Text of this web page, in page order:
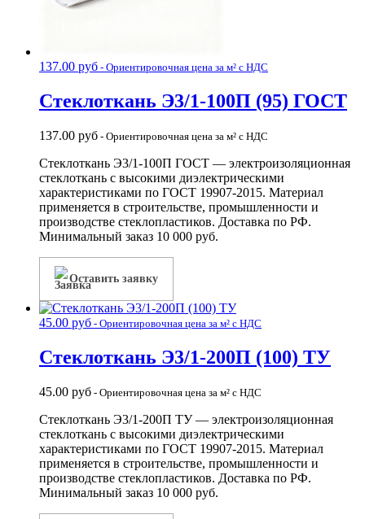
137.00 руб - Ориентировочная цена за м² с НДС
Стеклоткань Э3/1-100П (95) ГОСТ
137.00 руб - Ориентировочная цена за м² с НДС
Стеклоткань Э3/1-100П ГОСТ — электроизоляционная
стеклоткань с высокими диэлектрическими
характеристиками по ГОСТ 19907-2015. Материал
применяется в строительстве, промышленности и
производстве стеклопластиков. Доставка по РФ.
Минимальный заказ 10 000 руб.
Оставить заявку
45.00 руб - Ориентировочная цена за м² с НДС
Стеклоткань Э3/1-200П (100) ТУ
45.00 руб - Ориентировочная цена за м² с НДС
Стеклоткань Э3/1-200П ТУ — электроизоляционная
стеклоткань с высокими диэлектрическими
характеристиками по ГОСТ 19907-2015. Материал
применяется в строительстве, промышленности и
производстве стеклопластиков. Доставка по РФ.
Минимальный заказ 10 000 руб.